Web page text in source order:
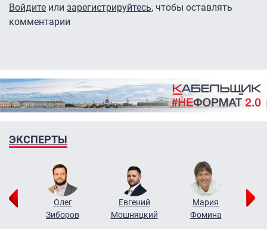
Войдите или зарегистрируйтесь, чтобы оставлять
комментарии
ЭКСПЕРТЫ
Олег
Зиборов
Евгений
Мошняцкий
Мария
Фомина